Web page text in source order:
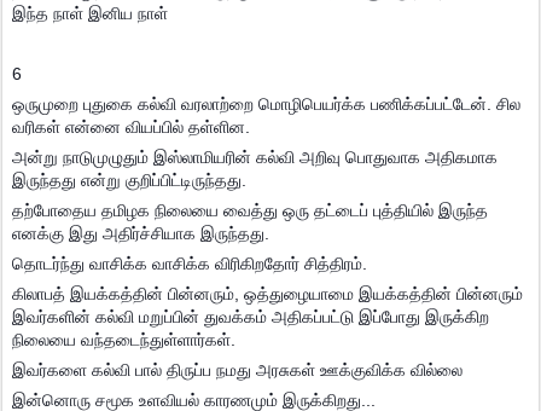
இந்த நாள் இனிய நாள்
6
ஒருமுறை புதுகை கல்வி வரலாற்றை மொழிபெயர்க்க பணிக்கப்பட்டேன். சில
வரிகள் என்னை வியப்பில் தள்ளின.
அன்று நாடுமுழுதும் இஸ்லாமியரின் கல்வி அறிவு பொதுவாக அதிகமாக
இருந்தது என்று குறிப்பிட்டிருந்தது.
தற்போதைய தமிழக நிலையை வைத்து ஒரு தட்டைப் புத்தியில் இருந்த
எனக்கு இது அதிர்ச்சியாக இருந்தது.
தொடர்ந்து வாசிக்க வாசிக்க விரிகிறதோர் சித்திரம்.
கிலாபத் இயக்கத்தின் பின்னரும், ஒத்துழையாமை இயக்கத்தின் பின்னரும்
இவர்களின் கல்வி மறுப்பின் துவக்கம் அதிகப்பட்டு இப்போது இருக்கிற
நிலையை வந்தடைந்துள்ளார்கள்.
இவர்களை கல்வி பால் திருப்ப நமது அரசுகள் ஊக்குவிக்க வில்லை
இன்னொரு சமூக உளவியல் காரணமும் இருக்கிறது...